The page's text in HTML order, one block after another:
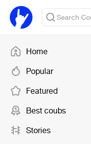
Home
Popular
Featured
Best coubs
Stories